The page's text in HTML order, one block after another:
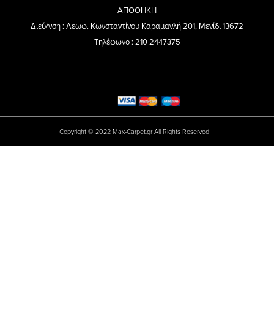
ΑΠΟΘΗΚΗ
Διεύ/νση : Λεωφ. Κωνσταντίνου Καραμανλή 201, Μενίδι 13672
Τηλέφωνο : 210 2447375
Copyright © 2022 Max-Carpet.gr All Rights Reserved